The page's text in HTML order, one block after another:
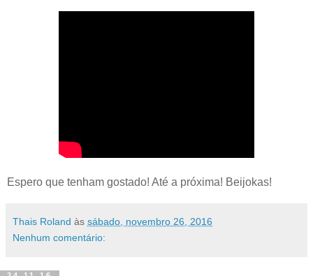
Espero que tenham gostado! Até a próxima! Beijokas!
Thais Roland às sábado, novembro 26, 2016
Nenhum comentário: